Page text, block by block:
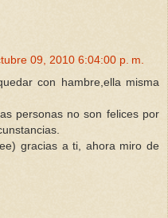
09, 2010 6:04:00 p. m.
con hambre,ella misma
personas no son felices por
gracias a ti, ahora miro de